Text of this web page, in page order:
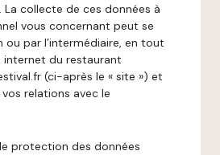
collecte de ces données à
vous concernant peut se
ou par l’intermédiaire, en tout
internet du restaurant
(ci-après le « site ») et
relations avec le
protection des données